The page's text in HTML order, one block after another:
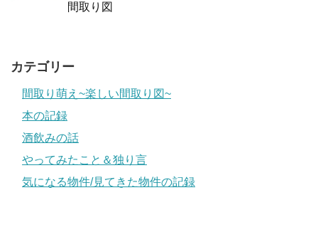
間取り図
カテゴリー
間取り萌え~楽しい間取り図~
本の記録
酒飲みの話
やってみたこと＆独り言
気になる物件/見てきた物件の記録